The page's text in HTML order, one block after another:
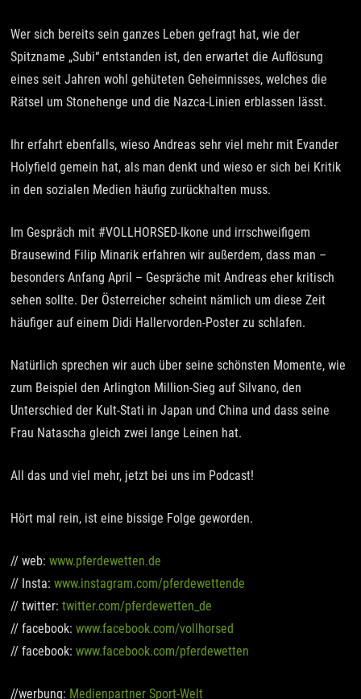
Wer sich bereits sein ganzes Leben gefragt hat, wie der
Spitzname „Subi“ entstanden ist, den erwartet die Auflösung
eines seit Jahren wohl gehüteten Geheimnisses, welches die
Rätsel um Stonehenge und die Nazca-Linien erblassen lässt.
Ihr erfahrt ebenfalls, wieso Andreas sehr viel mehr mit Evander
Holyfield gemein hat, als man denkt und wieso er sich bei Kritik
in den sozialen Medien häufig zurückhalten muss.
Im Gespräch mit #VOLLHORSED-Ikone und irrschweifigem
Brausewind Filip Minarik erfahren wir außerdem, dass man –
besonders Anfang April – Gespräche mit Andreas eher kritisch
sehen sollte. Der Österreicher scheint nämlich um diese Zeit
häufiger auf einem Didi Hallervorden-Poster zu schlafen.
Natürlich sprechen wir auch über seine schönsten Momente, wie
zum Beispiel den Arlington Million-Sieg auf Silvano, den
Unterschied der Kult-Stati in Japan und China und dass seine
Frau Natascha gleich zwei lange Leinen hat.
All das und viel mehr, jetzt bei uns im Podcast!
Hört mal rein, ist eine bissige Folge geworden.
// web:www.pferdewetten.de
// Insta:www.instagram.com/pferdewettende
// twitter:twitter.com/pferdewetten_de
// facebook:www.facebook.com/vollhorsed
// facebook:www.facebook.com/pferdewetten
//werbung: Medienpartner Sport-Welt